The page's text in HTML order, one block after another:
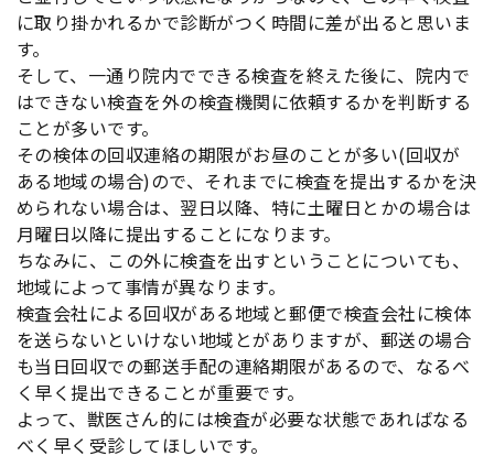
に取り掛かれるかで診断がつく時間に差が出ると思いま
す。
そして、一通り院内でできる検査を終えた後に、院内で
はできない検査を外の検査機関に依頼するかを判断する
ことが多いです。
その検体の回収連絡の期限がお昼のことが多い(回収が
ある地域の場合)ので、それまでに検査を提出するかを決
められない場合は、翌日以降、特に土曜日とかの場合は
月曜日以降に提出することになります。
ちなみに、この外に検査を出すということについても、
地域によって事情が異なります。
検査会社による回収がある地域と郵便で検査会社に検体
を送らないといけない地域とがありますが、郵送の場合
も当日回収での郵送手配の連絡期限があるので、なるべ
く早く提出できることが重要です。
よって、獣医さん的には検査が必要な状態であればなる
べく早く受診してほしいです。